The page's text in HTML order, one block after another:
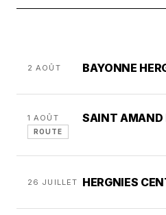
2 AOÛT BAYONNE
1 AOÛT SAINT AMAND
ROUTE
26 JUILLET HERGNIES